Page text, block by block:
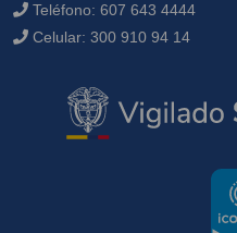
Teléfono: 607 643 4444
Celular: 300 910 94 14